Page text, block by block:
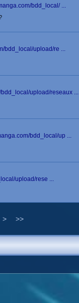
bdd_local/ ...
bdd_local/upload/re ...
upload/reseaux ...
bdd_local/up ...
upload/rese ...
> >>